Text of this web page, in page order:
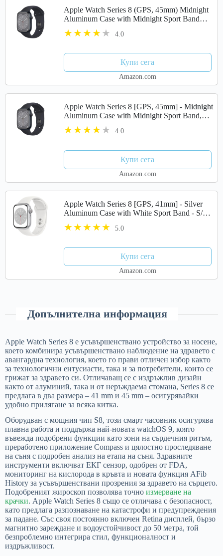
Apple Watch Series 8 (GPS, 45mm) Midnight
Aluminum Case with Midnight Sport Band
(Renewed Premium)
4.0
Купи сега
Amazon.com
Apple Watch Series 8 [GPS, 45mm] - Midnight
Aluminum Case with Midnight Sport Band,
M/L (Renewed)
4.0
Купи сега
Amazon.com
Apple Watch Series 8 [GPS, 41mm] - Silver
Aluminum Case with White Sport Band - S/M
(Renewed)
5.0
Купи сега
Amazon.com
Допълнителна информация
Apple Watch Series 8 е усъвършенствано устройство за носене,
което комбинира усъвършенствано наблюдение на здравето с
авангардна технология, което го прави отличен избор както
за технологични ентусиасти, така и за потребители, които се
грижат за здравето си. Отличаващ се с издръжлив дизайн
както от алуминий, така и от неръждаема стомана, Series 8 се
предлага в два размера – 41 mm и 45 mm – осигурявайки
удобно прилягане за всяка китка.
Оборудван с мощния чип S8, този смарт часовник осигурява
плавна работа и поддържа най-новата watchOS 9, която
въвежда подобрени функции като зони на сърдечния ритъм,
преработено приложение Compass и цялостно проследяване
на съня с подробен анализ на етапа на съня. Здравните
инструменти включват ЕКГ сензор, одобрен от FDA,
мониторинг на кислорода в кръвта и новата функция AFib
History за усъвършенствани прозрения за здравето на сърцето.
Подобреният жироскоп позволява точно измерване на
крачки. Apple Watch Series 8 също се отличава с безопасност,
като предлага разпознаване на катастрофи и предупреждения
за падане. Със своя постоянно включен Retina дисплей, бързо
магнитно зареждане и водоустойчивост до 50 метра, той
безпроблемно интегрира стил, функционалност и
издръжливост.